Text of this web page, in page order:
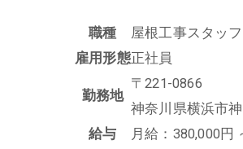
職種
屋根工事スタッフ
雇用形態正社員
勤務地
〒221-0866
神奈川県横浜市
給与
月給：380,000円